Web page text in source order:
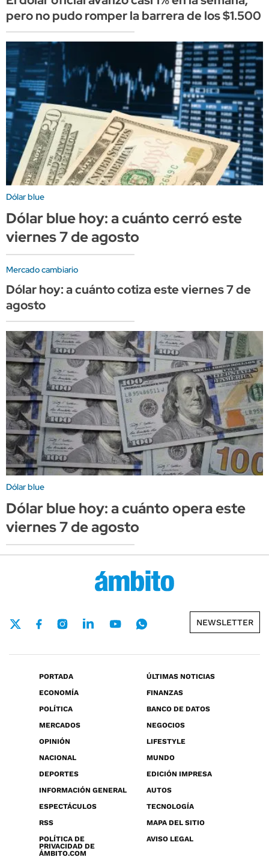
pero no pudo romper la barrera de los $1.500
Dólar blue
Dólar blue hoy: a cuánto cerró este
viernes 7 de agosto
Mercado cambiario
Dólar hoy: a cuánto cotiza este viernes 7 de
agosto
Dólar blue
Dólar blue hoy: a cuánto opera este
viernes 7 de agosto
NEWSLETTER
PORTADA
ÚLTIMAS NOTICIAS
ECONOMÍA
FINANZAS
POLÍTICA
BANCO DE DATOS
MERCADOS
NEGOCIOS
OPINIÓN
LIFESTYLE
NACIONAL
MUNDO
DEPORTES
EDICIÓN IMPRESA
INFORMACIÓN GENERAL
AUTOS
ESPECTÁCULOS
TECNOLOGÍA
RSS
MAPA DEL SITIO
POLÍTICA DE
PRIVACIDAD DE
ÁMBITO.COM
AVISO LEGAL